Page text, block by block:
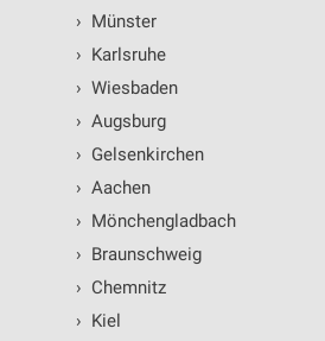
› Münster
› Karlsruhe
› Wiesbaden
› Augsburg
› Gelsenkirchen
› Aachen
› Mönchengladbach
› Braunschweig
› Chemnitz
› Kiel